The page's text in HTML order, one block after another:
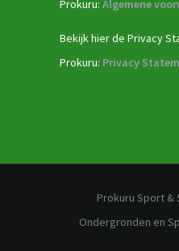
Prokuru: Algemene
Bekijk hier de Privacy
Prokuru: Privacy
Prokuru Sport
Ondergronden en